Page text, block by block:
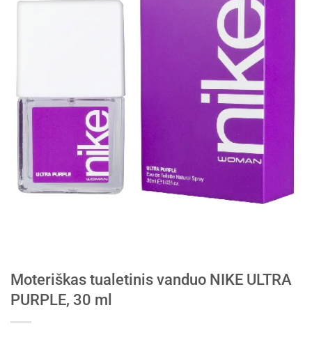
Moteriškas tualetinis vanduo NIKE ULTRA
PURPLE, 30 ml